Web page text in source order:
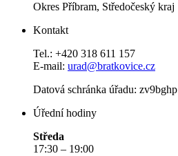
Okres Příbram, Středočeský kraj
Kontakt
Tel.: +420 318 611 157
E-mail: urad@bratkovice.cz
Datová schránka úřadu: zv9bghp
Úřední hodiny
Středa
17:30 – 19:00